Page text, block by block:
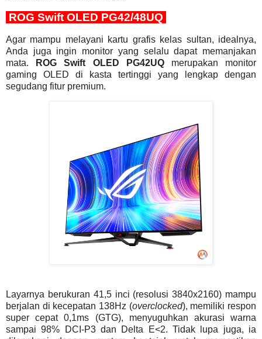
ROG Swift OLED PG42/48UQ
Agar mampu melayani kartu grafis kelas sultan, idealnya,
Anda juga ingin monitor yang selalu dapat memanjakan
mata.
ROG Swift OLED PG42UQmerupakan monitor
gaming OLED di kasta tertinggi yang lengkap dengan
segudang fitur premium.
Layarnya berukuran 41,5 inci (resolusi 3840x2160) mampu
berjalan di kecepatan 138Hz (overclocked), memiliki respon
super cepat 0,1ms (GTG), menyuguhkan akurasi warna
sampai 98% DCI-P3 dan Delta E<2. Tidak lupa juga, ia